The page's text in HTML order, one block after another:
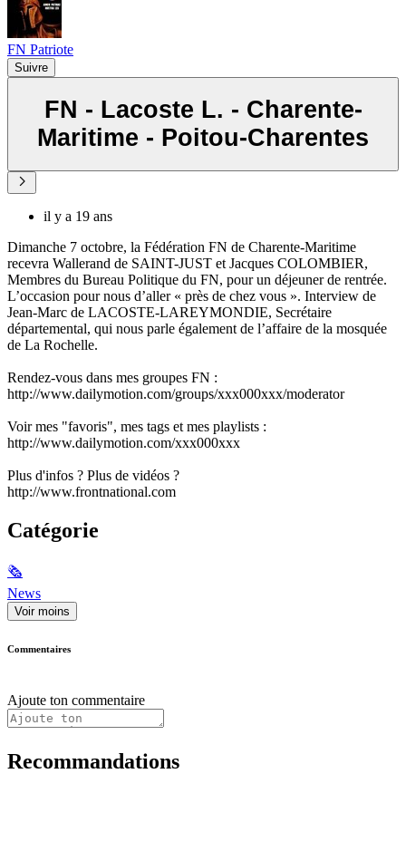
FN Patriote
Suivre
FN - Lacoste L. - Charente-
Maritime - Poitou-Charentes
il y a 19 ans
Dimanche 7 octobre, la Fédération FN de Charente-Maritime
recevra Wallerand de SAINT-JUST et Jacques COLOMBIER,
Membres du Bureau Politique du FN, pour un déjeuner de rentrée.
L’occasion pour nous d’aller « près de chez vous ». Interview de
Jean-Marc de LACOSTE-LAREYMONDIE, Secrétaire
départemental, qui nous parle également de l’affaire de la mosquée
de La Rochelle.
Rendez-vous dans mes groupes FN :
http://www.dailymotion.com/groups/xxx000xxx/moderator
Voir mes "favoris", mes tags et mes playlists :
http://www.dailymotion.com/xxx000xxx
Plus d'infos ? Plus de vidéos ?
http://www.frontnational.com
Catégorie
🗞
News
Voir moins
Commentaires
Ajoute ton commentaire
Recommandations